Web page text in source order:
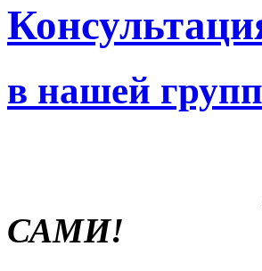
в нашей
САМИ!